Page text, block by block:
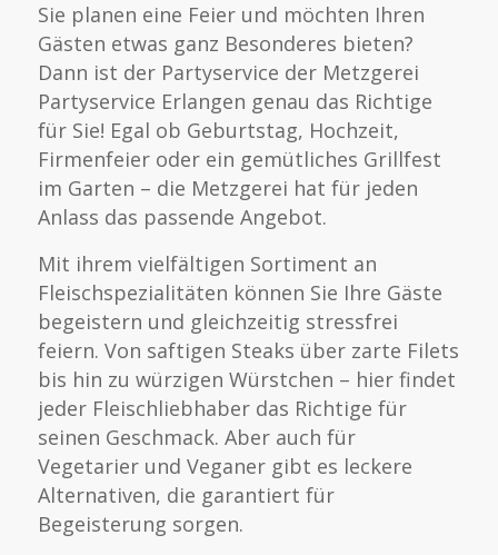
Sie planen eine Feier und möchten Ihren
Gästen etwas ganz Besonderes bieten?
Dann ist der Partyservice der Metzgerei
Partyservice Erlangen genau das Richtige
für Sie! Egal ob Geburtstag, Hochzeit,
Firmenfeier oder ein gemütliches Grillfest
im Garten – die Metzgerei hat für jeden
Anlass das passende Angebot.
Mit ihrem vielfältigen Sortiment an
Fleischspezialitäten können Sie Ihre Gäste
begeistern und gleichzeitig stressfrei
feiern. Von saftigen Steaks über zarte Filets
bis hin zu würzigen Würstchen – hier findet
jeder Fleischliebhaber das Richtige für
seinen Geschmack. Aber auch für
Vegetarier und Veganer gibt es leckere
Alternativen, die garantiert für
Begeisterung sorgen.